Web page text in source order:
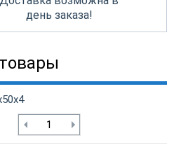
день заказа!